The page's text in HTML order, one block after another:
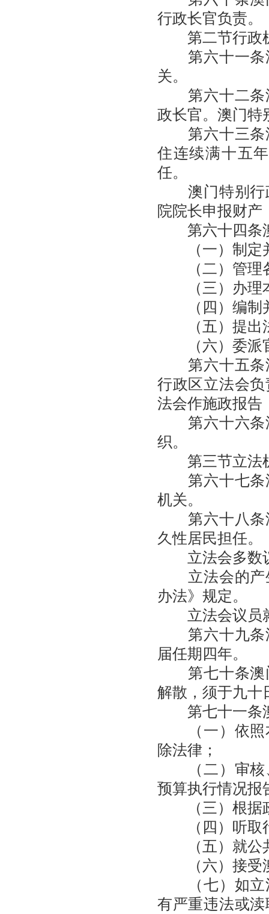
行政长官负责。
第二节行政
第六十一条澳
关。
第六十二条澳
政长官。澳门特
第六十三条澳
住连续满十五
任。
澳门特别行政
院院长申报财产
第六十四条澳
（一）制定
（二）管理
（三）办理本
（四）编制
（五）提出法
（六）委派官
第六十五条澳
行政区立法会
法会作施政报告
第六十六条澳
织。
第三节立法
第六十七条澳
机关。
第六十八条澳
久性居民担任。
立法会多数
立法会的产生
办法》规定。
立法会议员就
第六十九条澳
届任期四年。
第七十条澳门
解散，须于九十
第七十一条澳
（一）依照本
除法律；
（二）审核、
预算执行情况报
（三）根据政
（四）听取行
（五）就公
（六）接受澳
（七）如立法
有严重违法或